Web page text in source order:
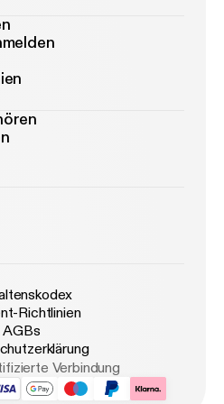
Richtlinien
AGBs
Verbindung